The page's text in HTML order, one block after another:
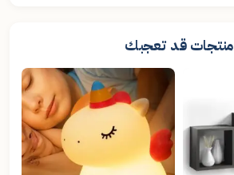
منتجات قد تعجبك